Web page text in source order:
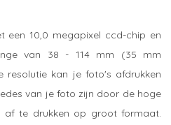
een 10,0 megapixel ccd-chip en
van 38 - 114 mm (35 mm
resolutie kan je foto's afdrukken
van je foto zijn door de hoge
af te drukken op groot formaat.